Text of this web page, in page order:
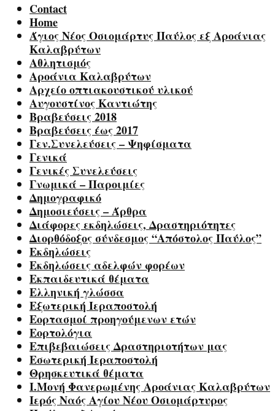
Contact
Home
Άγιος Νέος Οσιομάρτυς Παύλος εξ Αροάνιας
Καλαβρύτων
Αθλητισμός
Αροάνια Καλαβρύτων
Αρχείο οπτιακουστικού υλικού
Αυγουστίνος Καντιώτης
Βραβεύσεις 2018
Βραβεύσεις έως 2017
Γεν.Συνελεύσεις – Ψηφίσματα
Γενικά
Γενικές Συνελεύσεις
Γνωμικά – Παροιμίες
Δημογραφικό
Δημοσιεύσεις – Άρθρα
Διάφορες εκδηλώσεις, Δραστηριότητες
Διορθόδοξος σύνδεσμος “Απόστολος Παύλος”
Εκδηλώσεις
Εκδηλώσεις αδελφών φορέων
Εκπαιδευτικά θέματα
Ελληνική γλώσσα
Εξωτερική Ιεραποστολή
Εορτασμοί προηγούμενων ετών
Εορτολόγια
Επιβεβαιώσεις Δραστηριοτήτων μας
Εσωτερική Ιεραποστολή
Θρησκευτικά θέματα
Ι.Μονή Φανερωμένης Αροάνιας Καλαβρύτων
Ιερός Ναός Αγίου Νέου Οσιομάρτυρος